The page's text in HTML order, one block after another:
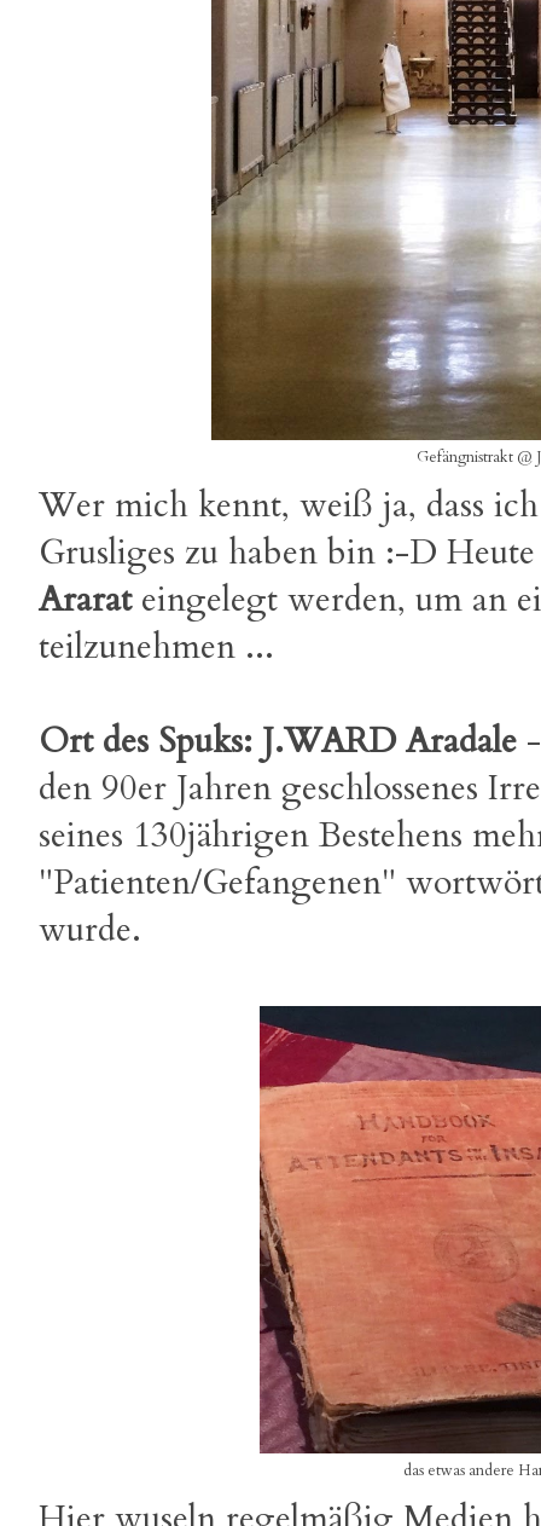
Gefängnistrakt @
Wer mich kennt, weiß ja, dass
Grusliges zu haben bin :-D
Ararateingelegt werden, um an
teilzunehmen ...
Ort des Spuks: J.WARD Aradale
den 90er Jahren geschlossenes
seines 130jährigen Bestehens
"Patienten/Gefangenen"
wurde.
das etwas andere